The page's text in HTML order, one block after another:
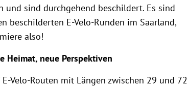
und sind durchgehend beschildert. Es sind
beschilderten E-Velo-Runden im Saarland,
also!
Heimat, neue Perspektiven
Velo-Routen mit Längen zwischen 29 und